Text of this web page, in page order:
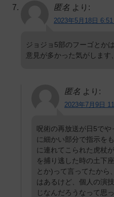
匿名 より:
2023年5月18日
ジョジョ5部のフーゴとか
意見が多かった気がします、
匿名 より:
2023年7月9日
呪術の再放送が日5で
に細かい部分で指示を
に連れてこられた虎杖
を捕り逃した時の土下
とか)って言ってたから
はあるけど、個人の演
じなんだろうなって思